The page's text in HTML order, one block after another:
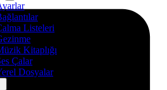
Listeleri
Kitaplığı
Çalar
Dosyalar